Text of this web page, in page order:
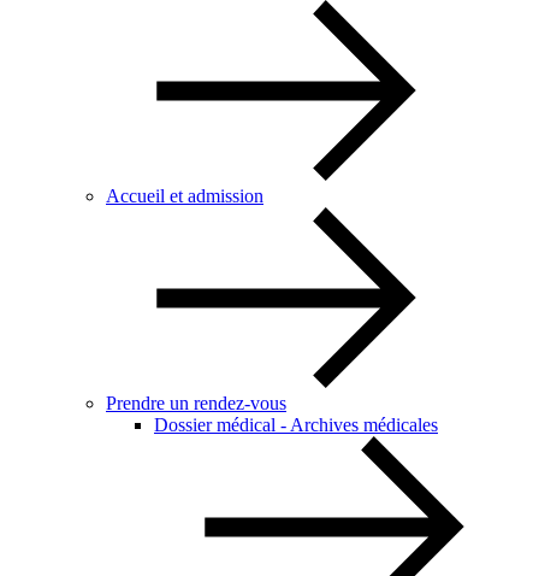
Accueil et admission
Prendre un rendez-vous
Dossier médical - Archives médicales